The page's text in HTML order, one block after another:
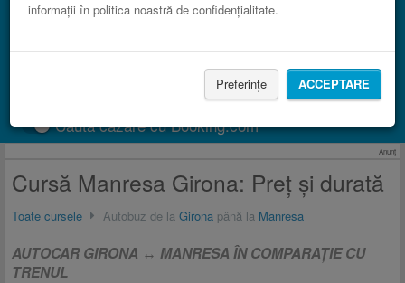
informații în politica noastră de confidențialitate.
Preferințe ACCEPTARE
CAUTĂ CURSĂ
Caută cazare cu Booking.com
Anunţ
Cursă Manresa Girona: Preţ și durată
Toate cursele Autobuz de la Girona până la Manresa
AUTOCAR GIRONA ↔ MANRESA ÎN COMPARAŢIE CU
TRENUL